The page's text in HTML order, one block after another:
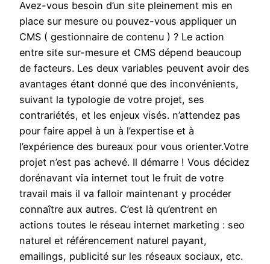
Avez-vous besoin d’un site pleinement mis en
place sur mesure ou pouvez-vous appliquer un
CMS ( gestionnaire de contenu ) ? Le action
entre site sur-mesure et CMS dépend beaucoup
de facteurs. Les deux variables peuvent avoir des
avantages étant donné que des inconvénients,
suivant la typologie de votre projet, ses
contrariétés, et les enjeux visés. n’attendez pas
pour faire appel à un à l’expertise et à
l’expérience des bureaux pour vous orienter.Votre
projet n’est pas achevé. Il démarre ! Vous décidez
dorénavant via internet tout le fruit de votre
travail mais il va falloir maintenant y procéder
connaître aux autres. C’est là qu’entrent en
actions toutes le réseau internet marketing : seo
naturel et référencement naturel payant,
emailings, publicité sur les réseaux sociaux, etc.